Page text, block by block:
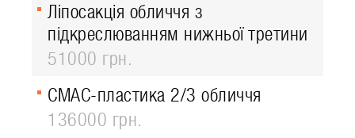
Ліпосакція обличчя з
підкреслюванням нижньої третини
51000 грн.
СМАС-пластика 2/3 обличчя
136000 грн.